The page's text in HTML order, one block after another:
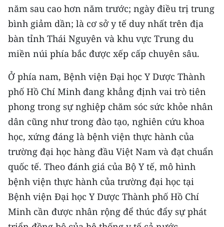
năm sau cao hơn năm trước; ngày điều trị trung
bình giảm dần; là cơ sở y tế duy nhất trên địa
bàn tỉnh Thái Nguyên và khu vực Trung du
miền núi phía bắc được xếp cấp chuyên sâu.
Ở phía nam, Bệnh viện Ðại học Y Dược Thành
phố Hồ Chí Minh đang khẳng định vai trò tiên
phong trong sự nghiệp chăm sóc sức khỏe nhân
dân cũng như trong đào tạo, nghiên cứu khoa
học, xứng đáng là bệnh viện thực hành của
trường đại học hàng đầu Việt Nam và đạt chuẩn
quốc tế. Theo đánh giá của Bộ Y tế, mô hình
bệnh viện thực hành của trường đại học tại
Bệnh viện Ðại học Y Dược Thành phố Hồ Chí
Minh cần được nhân rộng để thúc đẩy sự phát